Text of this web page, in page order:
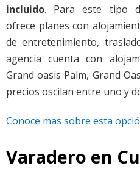
incluido. Para este tipo
ofrece planes con
de entretenimiento,
agencia cuenta con
Grand oasis Palm, Grand
precios oscilan entre uno y
Conoce mas sobre esta
Varadero en